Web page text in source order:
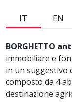
IT EN
BORGHETTO
immobiliare e
in un suggestivo
composto da 4
destinazione